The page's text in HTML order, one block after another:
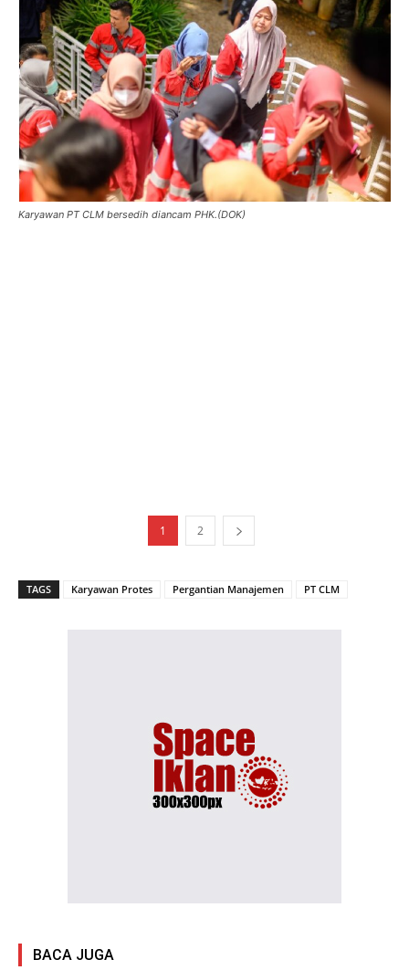
Karyawan PT CLM bersedih diancam PHK.(DOK)
1 2
TAGS Karyawan Protes Pergantian Manajemen PT CLM
BACA JUGA